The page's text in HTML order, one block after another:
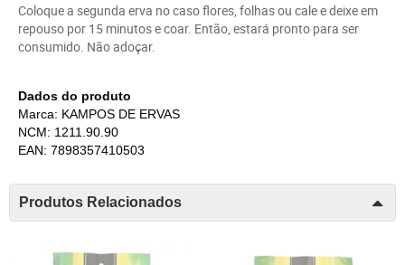
Coloque a segunda erva no caso flores, folhas ou cale e deixe em
repouso por 15 minutos e coar. Então, estará pronto para ser
consumido. Não adoçar.
Dados do produto
Marca: KAMPOS DE ERVAS
NCM: 1211.90.90
EAN: 7898357410503
Produtos Relacionados